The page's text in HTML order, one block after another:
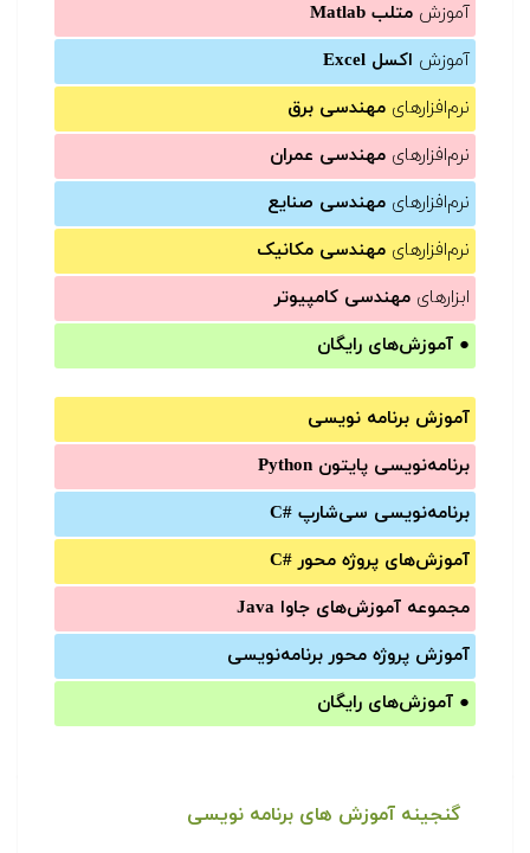
آموزش متلب Matlab
آموزش اکسل Excel
نرم‌افزارهای مهندسی برق
نرم‌افزارهای مهندسی عمران
نرم‌افزارهای مهندسی صنایع
نرم‌افزارهای مهندسی مکانیک
ابزارهای مهندسی کامپیوتر
● آموزش‌های رایگان
آموزش برنامه نویسی
برنامه‌نویسی پایتون Python
برنامه‌‌نویسی سی‌شارپ C#‎
آموزش‌های پروژه محور #C
مجموعه آموزش‌های جاوا Java
آموزش‌ پروژه محور برنامه‌نویسی
● آموزش‌های رایگان
گنجینه آموزش های برنامه نویسی